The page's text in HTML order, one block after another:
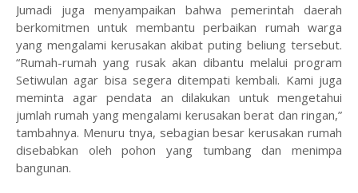
Jumadi juga menyampaikan bahwa pemerintah daerah
berkomitmen untuk membantu perbaikan rumah warga
yang mengalami kerusakan akibat puting beliung tersebut.
“Rumah-rumah yang rusak akan dibantu melalui program
Setiwulan agar bisa segera ditempati kembali. Kami juga
meminta agar pendata an dilakukan untuk mengetahui
jumlah rumah yang mengalami kerusakan berat dan ringan,”
tambahnya. Menuru tnya, sebagian besar kerusakan rumah
disebabkan oleh pohon yang tumbang dan menimpa
bangunan.